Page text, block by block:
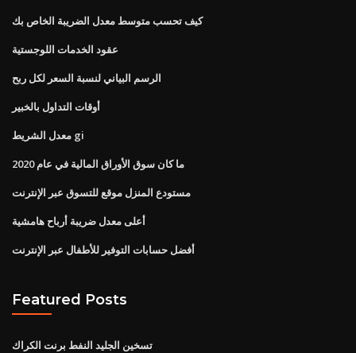
كيف تحسب متوسط ​​معدل الضريبة الخاص بك
عقود الخدمات اللوجستية
الرسم البياني لنسبة السعر لكل ربح
أوقات التداول بالخبير
معدل الشريط gi
ما كان سوق الأوراق المالية في عام 2020
مستودع المنزل موقع للتسوق عبر الإنترنت
أعلى معدل ضريبة أرباح هامشية
أفضل حسابات التوفير للأطفال عبر الإنترنت
Featured Posts
تسخين الجليد النفط برنت الكراك